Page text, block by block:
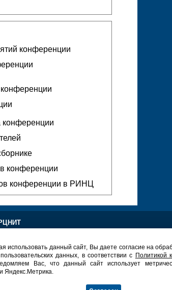
конференции
конференции
конференции
конференции в РИНЦ
РЦНИТ
ТЕХНИЧЕСКАЯ ПОДДЕРЖКА
центр новых информационных
Адрес: ГК ПетрГУ, 132 каб.
использовать данный сайт, Вы даете согласие на
данных, в соответствии с Политикой
Вас, что данный сайт использует
Яндекс.Метрика.